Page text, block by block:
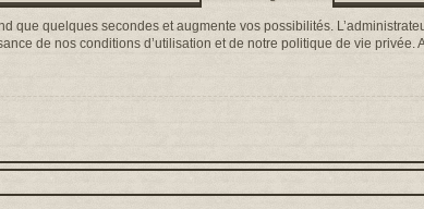
que quelques secondes et augmente vos possibilités.
de nos conditions d’utilisation et de notre politique de vie